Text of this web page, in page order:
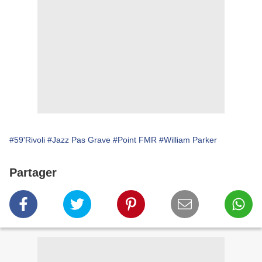
#59'Rivoli #Jazz Pas Grave #Point FMR #William Parker
Partager